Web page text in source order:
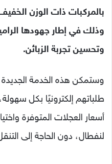
بالمركبات ذات الوزن
وذلك في إطار جهودها
وتحسين تجربة الزبائن.
وستمكن هذه الخدمة
طلباتهم إلكترونيًا بكل
أسعار العجلات المتوفرة
لنفطال، دون الحاجة إلى